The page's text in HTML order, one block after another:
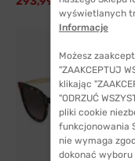
wyświetlanych
Informacje
Możesz
"ZAAKCEPTUJ
klikając
"ODRZUĆ
pliki cookie
funkcjonowania
nie wymaga
dokonać